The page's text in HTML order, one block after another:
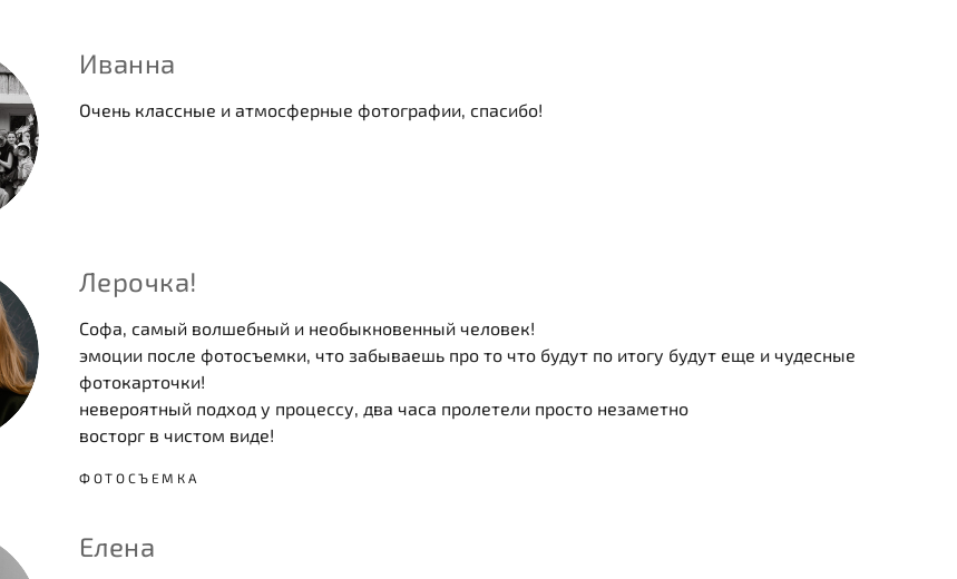
Иванна
Очень классные и атмосферные фотографии, спасибо!
Лерочка!
Софа, самый волшебный и необыкновенный человек!
эмоции после фотосъемки, что забываешь про то что будут по итогу будут еще и чудесные
фотокарточки!
невероятный подход у процессу, два часа пролетели просто незаметно
восторг в чистом виде!
ФОТОСЪЕМКА
Елена